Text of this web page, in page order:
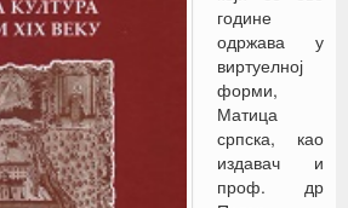
године
одржава у
виртуелној
форми,
Матица
српска, као
издавач и
проф. др